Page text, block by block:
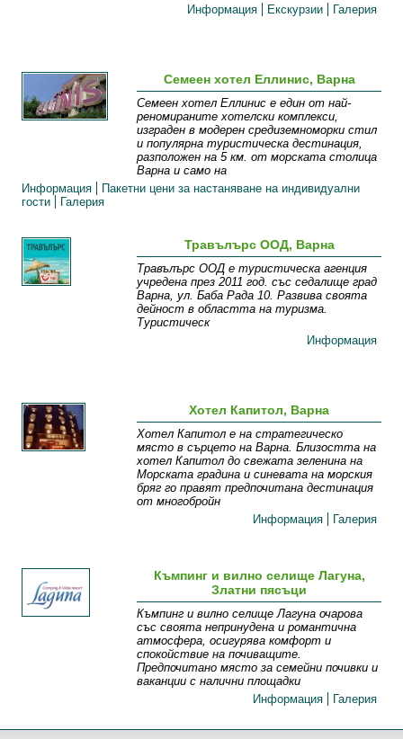
Информация
Екскурзии Галерия
Семеен хотел Еллинис, Варна
Семеен хотел Еллинис е един от най-
реномираните хотелски комплекси,
изграден в модерен средиземноморки стил
и популярна туристическа дестинация,
разположен на 5 км. от морската столица
Варна и само на
Информация
Пакетни цени за настаняване на индивидуални
гости
Галерия
Травълърс ООД, Варна
Травълърс ООД е туристическа агенция
учредена през 2011 год. със седалище град
Варна, ул. Баба Рада 10. Развива своята
дейност в областта на туризма.
Туристическ
Информация
Хотел Капитол, Варна
Хотел Капитол е на стратегическо
място в сърцето на Варна. Близостта на
хотел Капитол до свежата зеленина на
Морската градина и синевата на морския
бряг го правят предпочитана дестинация
от многобройн
Информация
Галерия
Къмпинг и вилно селище Лагуна,
Златни пясъци
Къмпинг и вилно селище Лагуна очарова
със своята непринудена и романтична
атмосфера, осигурява комфорт и
спокойствие на почиващите.
Предпочитано място за семейни почивки и
ваканции с налични площадки
Информация
Галерия